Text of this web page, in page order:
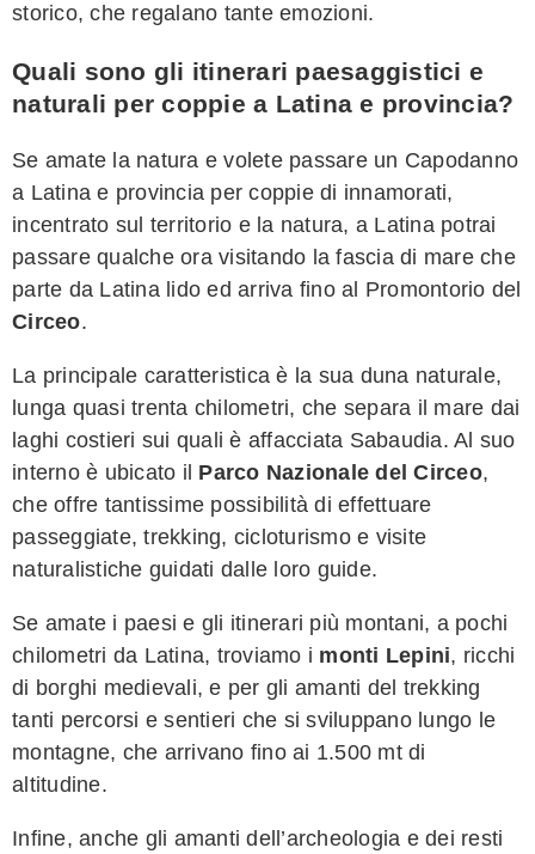
storico, che regalano tante emozioni.
Quali sono gli itinerari paesaggistici e
naturali per coppie a Latina e provincia?
Se amate la natura e volete passare un Capodanno
a Latina e provincia per coppie di innamorati,
incentrato sul territorio e la natura, a Latina potrai
passare qualche ora visitando la fascia di mare che
parte da Latina lido ed arriva fino al Promontorio del
Circeo.
La principale caratteristica è la sua duna naturale,
lunga quasi trenta chilometri, che separa il mare dai
laghi costieri sui quali è affacciata Sabaudia. Al suo
interno è ubicato il Parco Nazionale del Circeo,
che offre tantissime possibilità di effettuare
passeggiate, trekking, cicloturismo e visite
naturalistiche guidati dalle loro guide.
Se amate i paesi e gli itinerari più montani, a pochi
chilometri da Latina, troviamo i monti Lepini, ricchi
di borghi medievali, e per gli amanti del trekking
tanti percorsi e sentieri che si sviluppano lungo le
montagne, che arrivano fino ai 1.500 mt di
altitudine.
Infine, anche gli amanti dell’archeologia e dei resti